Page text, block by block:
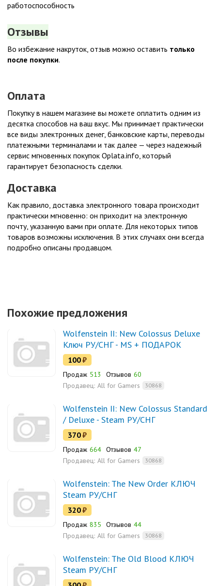
работоспособность
Отзывы
Во избежание накруток, отзыв можно оставить только
после покупки.
Оплата
Покупку в нашем магазине вы можете оплатить одним из
десятка способов на ваш вкус. Мы принимает практически
все виды электронных денег, банковские карты, переводы
платежными терминалами и так далее — через надежный
сервис мгновенных покупок Oplata.info, который
гарантирует безопасность сделки.
Доставка
Как правило, доставка электронного товара происходит
практически мгновенно: он приходит на электронную
почту, указанную вами при оплате. Для некоторых типов
товаров возможны исключения. В этих случаях они всегда
подробно описаны продавцом.
Похожие предложения
Wolfenstein II: New Colossus Deluxe
Ключ РУ/СНГ - MS + ПОДАРОК
100₽
Продаж 513 Отзывов 60
Продавец: All for Gamers 30868
Wolfenstein II: New Colossus Standard
/ Deluxe - Steam РУ/СНГ
370₽
Продаж 664 Отзывов 47
Продавец: All for Gamers 30868
Wolfenstein: The New Order КЛЮЧ
Steam РУ/СНГ
320₽
Продаж 835 Отзывов 44
Продавец: All for Gamers 30868
Wolfenstein: The Old Blood КЛЮЧ
Steam РУ/СНГ